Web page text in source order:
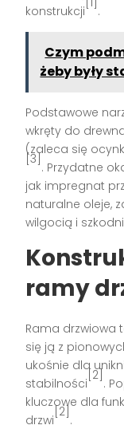
konstrukcji
.
Czym
żeby były
Podstawowe
wkręty do
(zaleca się
[3]
. Przydatne
jak impregnat
naturalne oleje,
wilgocią i
ramy
Rama drzwiowa
się ją z
ukośnie dla
stabilności
[2]
.
kluczowe dla
drzwi
[2]
.